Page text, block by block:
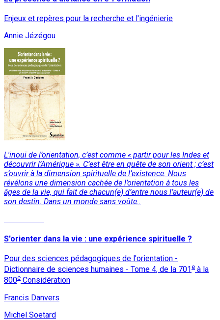
Enjeux et repères pour la recherche et l'ingénierie
Annie Jézégou
L'inouï de l’orientation, c’est comme « partir pour les Indes et
découvrir l’Amérique ». C’est être en quête de son orient ; c’est
s’ouvrir à la dimension spirituelle de l’existence. Nous
révélons une dimension cachée de l’orientation à tous les
âges de la vie, qui fait de chacun(e) d’entre nous l’auteur(e) de
son destin. Dans un monde sans voûte..
S'orienter dans la vie : une expérience spirituelle ?
Pour des sciences pédagogiques de l'orientation -
Dictionnaire de sciences humaines - Tome 4, de la 701 e à la
800e Considération
Francis Danvers
Michel Soetard